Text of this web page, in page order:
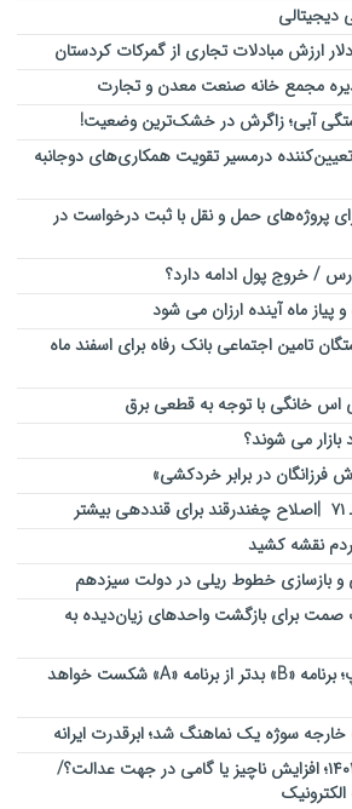
دیجیتالی
مجمع خانه صنعت معدن و تجارت
آبی؛ زاگرش در خشک‌ترین وضعیت!
درمسیر تقویت همکاری‌های دوجانبه
حمل و نقل با ثبت درخواست در
/ خروج پول ادامه دارد؟
ماه آینده ارزان می شود
تامین اجتماعی بانک رفاه برای اسفند ماه
اس خانگی با توجه به قطعی برق
می شوند؟
در برابر خردکشی»
نقشه کشید
برای بازگشت واحد‌های زیان‌دیده به
هشدار عراقچی به ترامپ؛ برنامه «B» بدتر از برنامه «A» شکست خواهد
سوژه یک نماهنگ شد؛ ابرقدرت ایرانه
مبلغ یارانه در فروردین ۱۴۰۳؛ افزایش ناچیز یا گامی در جهت عدالت؟/